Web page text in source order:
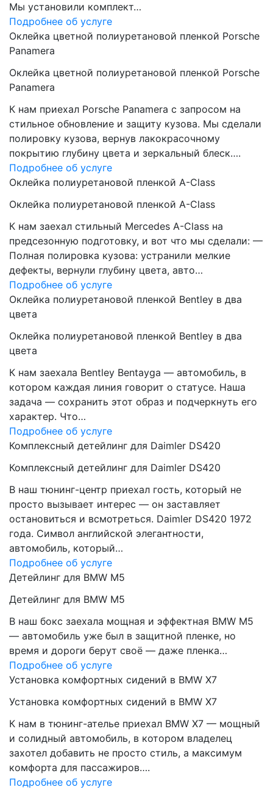
Мы установили комплект…
Подробнее об услуге
Оклейка цветной полиуретановой пленкой Porsche
Panamera
Оклейка цветной полиуретановой пленкой Porsche
Panamera
К нам приехал Porsche Panamera с запросом на
стильное обновление и защиту кузова. Мы сделали
полировку кузова, вернув лакокрасочному
покрытию глубину цвета и зеркальный блеск….
Подробнее об услуге
Оклейка полиуретановой пленкой A-Class
Оклейка полиуретановой пленкой A-Class
К нам заехал стильный Mercedes A-Class на
предсезонную подготовку, и вот что мы сделали: —
Полная полировка кузова: устранили мелкие
дефекты, вернули глубину цвета, авто…
Подробнее об услуге
Оклейка полиуретановой пленкой Bentley в два
цвета
Оклейка полиуретановой пленкой Bentley в два
цвета
К нам заехала Bentley Bentayga — автомобиль, в
котором каждая линия говорит о статусе. Наша
задача — сохранить этот образ и подчеркнуть его
характер. Что…
Подробнее об услуге
Комплексный детейлинг для Daimler DS420
Комплексный детейлинг для Daimler DS420
В наш тюнинг-центр приехал гость, который не
просто вызывает интерес — он заставляет
остановиться и всмотреться. Daimler DS420 1972
года. Символ английской элегантности,
автомобиль, который…
Подробнее об услуге
Детейлинг для BMW M5
Детейлинг для BMW M5
В наш бокс заехала мощная и эффектная BMW M5
— автомобиль уже был в защитной пленке, но
время и дороги берут своё — даже пленка…
Подробнее об услуге
Установка комфортных сидений в BMW X7
Установка комфортных сидений в BMW X7
К нам в тюнинг-ателье приехал BMW X7 — мощный
и солидный автомобиль, в котором владелец
захотел добавить не просто стиль, а максимум
комфорта для пассажиров….
Подробнее об услуге